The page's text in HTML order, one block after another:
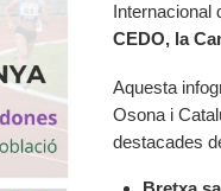
Internacional
CEDO, la
Aquesta
Osona i
destacades